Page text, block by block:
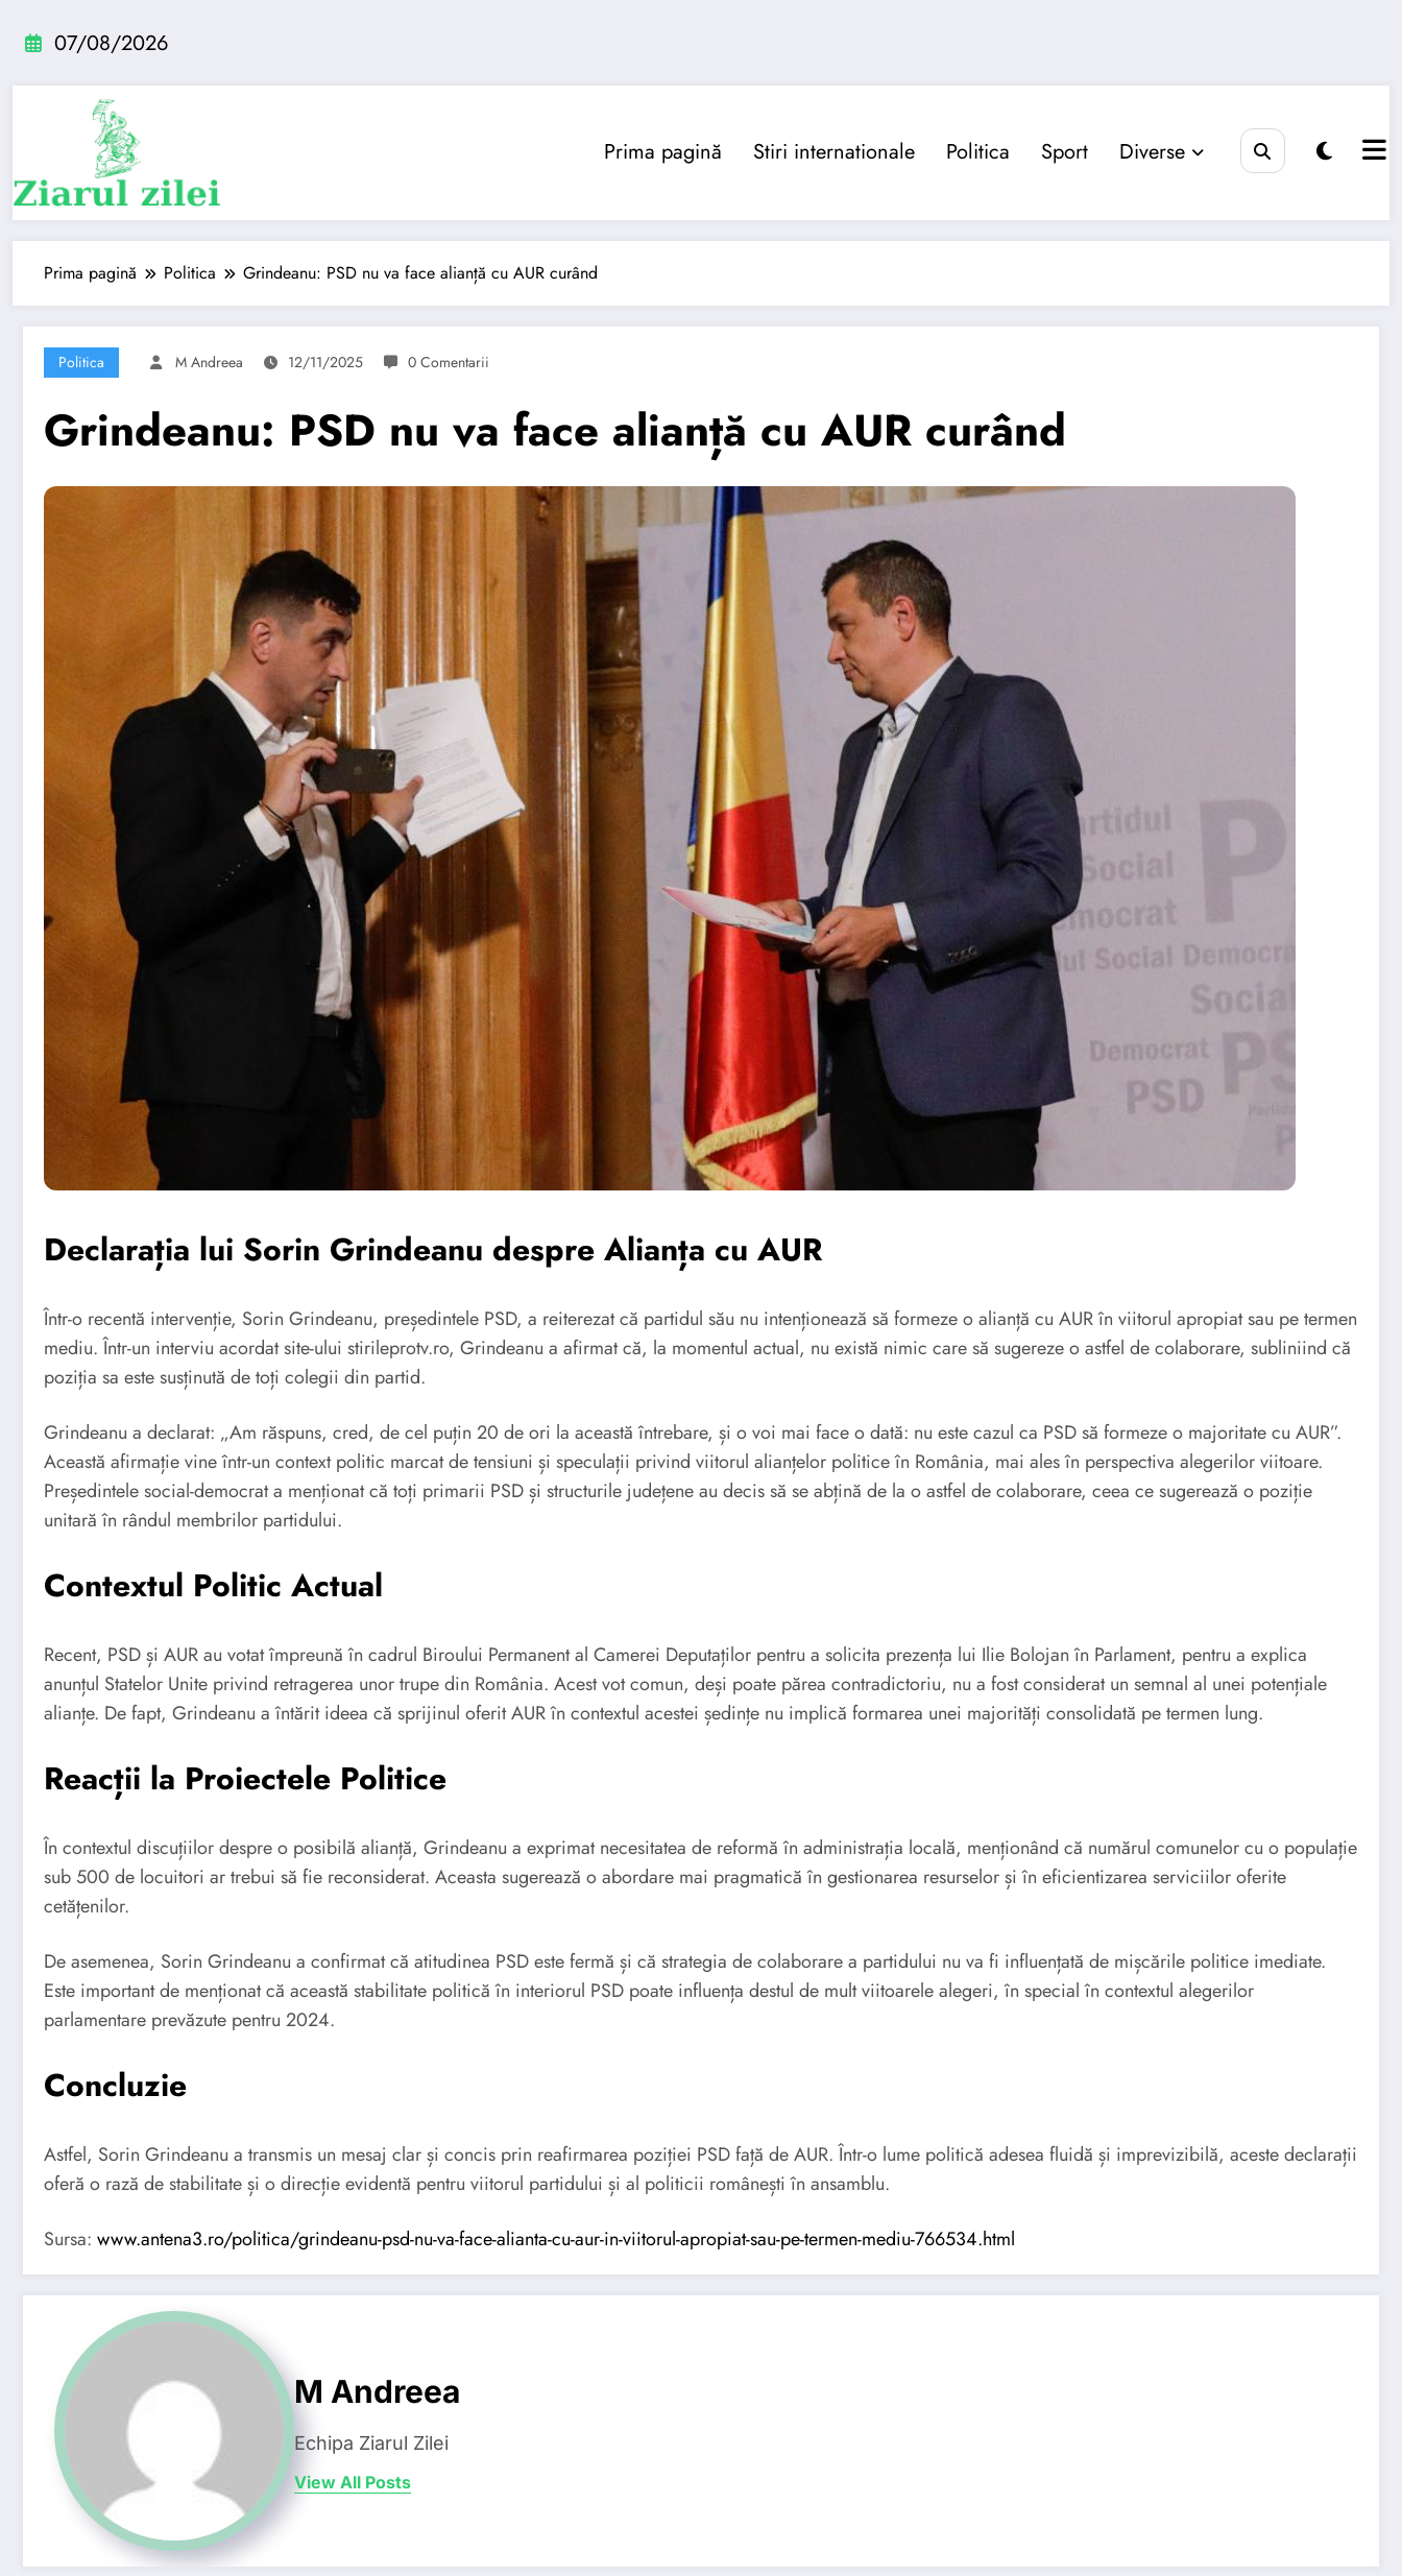
07/08/2026
Prima pagină Stiri internationale Politica Sport Diverse
Prima pagină Politica Grindeanu: PSD nu va face alianță cu AUR curând
Politica M Andreea 12/11/2025 0 Comentarii
Grindeanu: PSD nu va face alianță cu AUR curând
Declarația lui Sorin Grindeanu despre Alianța cu AUR
Într-o recentă intervenție, Sorin Grindeanu, președintele PSD, a reiterezat că partidul său nu intenționează să formeze o alianță cu AUR în viitorul apropiat sau pe termen
mediu. Într-un interviu acordat site-ului stirileprotv.ro, Grindeanu a afirmat că, la momentul actual, nu există nimic care să sugereze o astfel de colaborare, subliniind că
poziția sa este susținută de toți colegii din partid.
Grindeanu a declarat: „Am răspuns, cred, de cel puțin 20 de ori la această întrebare, și o voi mai face o dată: nu este cazul ca PSD să formeze o majoritate cu AUR”.
Această afirmație vine într-un context politic marcat de tensiuni și speculații privind viitorul alianțelor politice în România, mai ales în perspectiva alegerilor viitoare.
Președintele social-democrat a menționat că toți primarii PSD și structurile județene au decis să se abțină de la o astfel de colaborare, ceea ce sugerează o poziție
unitară în rândul membrilor partidului.
Contextul Politic Actual
Recent, PSD și AUR au votat împreună în cadrul Biroului Permanent al Camerei Deputaților pentru a solicita prezența lui Ilie Bolojan în Parlament, pentru a explica
anunțul Statelor Unite privind retragerea unor trupe din România. Acest vot comun, deși poate părea contradictoriu, nu a fost considerat un semnal al unei potențiale
alianțe. De fapt, Grindeanu a întărit ideea că sprijinul oferit AUR în contextul acestei ședințe nu implică formarea unei majorități consolidată pe termen lung.
Reacții la Proiectele Politice
În contextul discuțiilor despre o posibilă alianță, Grindeanu a exprimat necesitatea de reformă în administrația locală, menționând că numărul comunelor cu o populație
sub 500 de locuitori ar trebui să fie reconsiderat. Aceasta sugerează o abordare mai pragmatică în gestionarea resurselor și în eficientizarea serviciilor oferite
cetățenilor.
De asemenea, Sorin Grindeanu a confirmat că atitudinea PSD este fermă și că strategia de colaborare a partidului nu va fi influențată de mișcările politice imediate.
Este important de menționat că această stabilitate politică în interiorul PSD poate influența destul de mult viitoarele alegeri, în special în contextul alegerilor
parlamentare prevăzute pentru 2024.
Concluzie
Astfel, Sorin Grindeanu a transmis un mesaj clar și concis prin reafirmarea poziției PSD față de AUR. Într-o lume politică adesea fluidă și imprevizibilă, aceste declarații
oferă o rază de stabilitate și o direcție evidentă pentru viitorul partidului și al politicii românești în ansamblu.
Sursa: www.antena3.ro/politica/grindeanu-psd-nu-va-face-alianta-cu-aur-in-viitorul-apropiat-sau-pe-termen-mediu-766534.html
M Andreea
Echipa Ziarul Zilei
View All Posts